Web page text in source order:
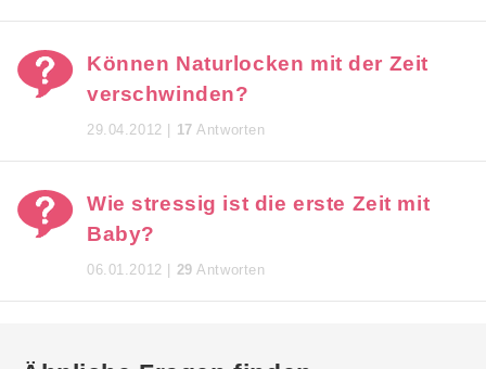
Können Naturlocken mit der Zeit
verschwinden?
29.04.2012 | 17 Antworten
Wie stressig ist die erste Zeit mit
Baby?
06.01.2012 | 29 Antworten